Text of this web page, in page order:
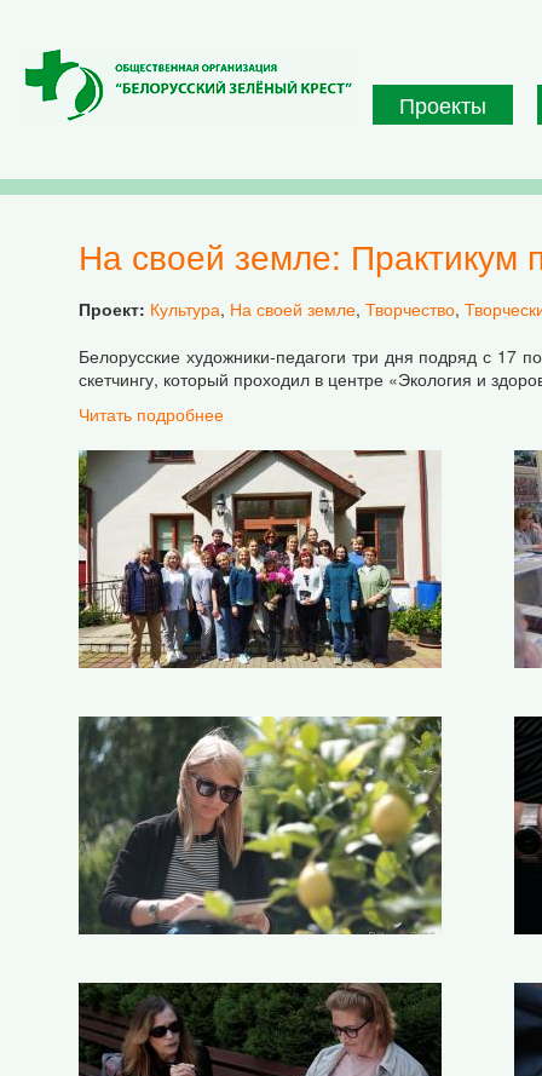
Проекты
На своей земле: Практикум
Проект: Культура, На своей земле, Творчество,
Белорусские художники-педагоги три дня подряд с 17
скетчингу, который проходил в центре «Экология и
Читать подробнее